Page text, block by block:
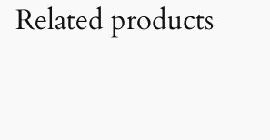
Related products